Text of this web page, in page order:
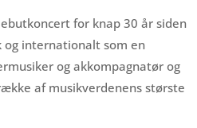
for knap 30 år siden
og internationalt som en
og akkompagnatør og
af musikverdenens største